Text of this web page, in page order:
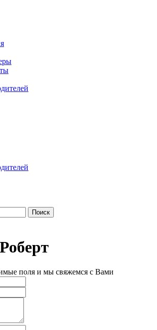
поля и мы свяжемся с Вами